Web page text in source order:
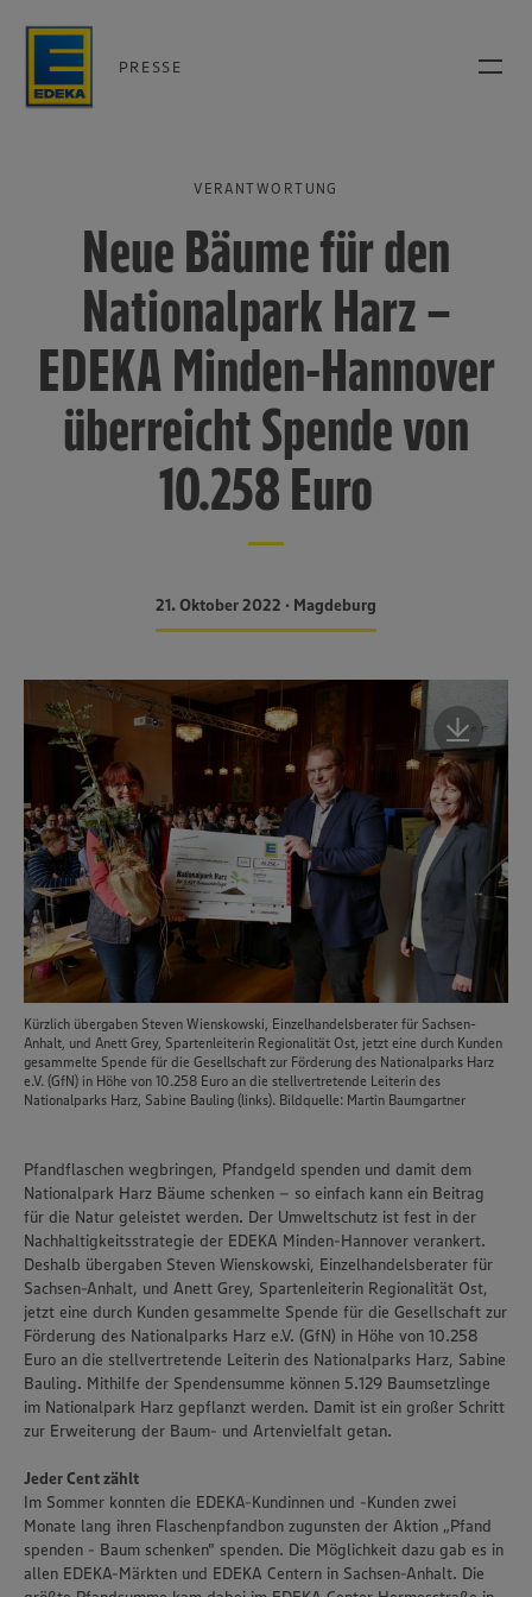
Wir setzen Cookies und andere Technologien ein, um Ihnen
ein bestmögliches Nutzungserlebnis unserer Website zu
ermöglichen. Wir verwenden Ihre Daten, um unsere
Website zu personalisieren und Ihnen möglichst relevante
Inhalte anzubieten. Ihre Einwilligung in die Nutzung von
PRESSE
VERANTWORTUNG
Neue Bäume für den
Nationalpark Harz –
EDEKA Minden-Hannover
überreicht Spende von
10.258 Euro
21. Oktober 2022 • Magdeburg
Kürzlich übergaben Steven Wienskowski, Einzelhandelsberater für Sachsen-
Anhalt, und Anett Grey, Spartenleiterin Regionalität Ost, jetzt eine durch Kunden
gesammelte Spende für die Gesellschaft zur Förderung des Nationalparks Harz
e.V. (GfN) in Höhe von 10.258 Euro an die stellvertretende Leiterin des
Nationalparks Harz, Sabine Bauling (links). Bildquelle: Martin Baumgartner
Pfandflaschen wegbringen, Pfandgeld spenden und damit dem
Nationalpark Harz Bäume schenken – so einfach kann ein Beitrag
für die Natur geleistet werden. Der Umweltschutz ist fest in der
Nachhaltigkeitsstrategie der EDEKA Minden-Hannover verankert.
Deshalb übergaben Steven Wienskowski, Einzelhandelsberater für
Sachsen-Anhalt, und Anett Grey, Spartenleiterin Regionalität Ost,
jetzt eine durch Kunden gesammelte Spende für die Gesellschaft zur
Förderung des Nationalparks Harz e.V. (GfN) in Höhe von 10.258
Euro an die stellvertretende Leiterin des Nationalparks Harz, Sabine
Bauling. Mithilfe der Spendensumme können 5.129 Baumsetzlinge
im Nationalpark Harz gepflanzt werden. Damit ist ein großer Schritt
zur Erweiterung der Baum- und Artenvielfalt getan.
Jeder Cent zählt
Im Sommer konnten die EDEKA-Kundinnen und -Kunden zwei
Monate lang ihren Flaschenpfandbon zugunsten der Aktion „Pfand
spenden - Baum schenken" spenden. Die Möglichkeit dazu gab es in
allen EDEKA-Märkten und EDEKA Centern in Sachsen-Anhalt. Die